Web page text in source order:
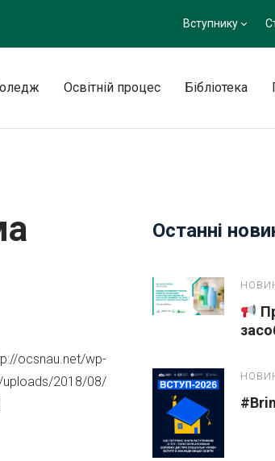
Вступнику
Освітній процес Бібліотека
ocsnau.net/wp-
2018/08/
Останні